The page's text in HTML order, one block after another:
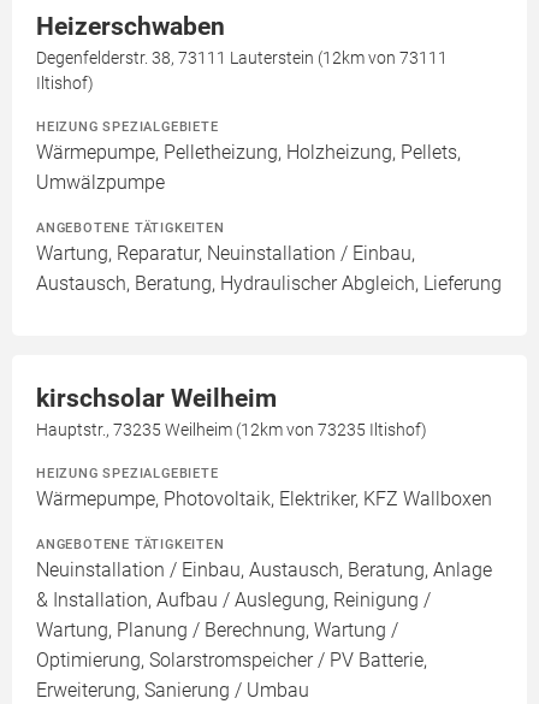
Heizerschwaben
Degenfelderstr. 38, 73111 Lauterstein (12km von 73111
Iltishof)
HEIZUNG SPEZIALGEBIETE
Wärmepumpe, Pelletheizung, Holzheizung, Pellets,
Umwälzpumpe
ANGEBOTENE TÄTIGKEITEN
Wartung, Reparatur, Neuinstallation / Einbau,
Austausch, Beratung, Hydraulischer Abgleich, Lieferung
kirschsolar Weilheim
Hauptstr., 73235 Weilheim (12km von 73235 Iltishof)
HEIZUNG SPEZIALGEBIETE
Wärmepumpe, Photovoltaik, Elektriker, KFZ Wallboxen
ANGEBOTENE TÄTIGKEITEN
Neuinstallation / Einbau, Austausch, Beratung, Anlage
& Installation, Aufbau / Auslegung, Reinigung /
Wartung, Planung / Berechnung, Wartung /
Optimierung, Solarstromspeicher / PV Batterie,
Erweiterung, Sanierung / Umbau